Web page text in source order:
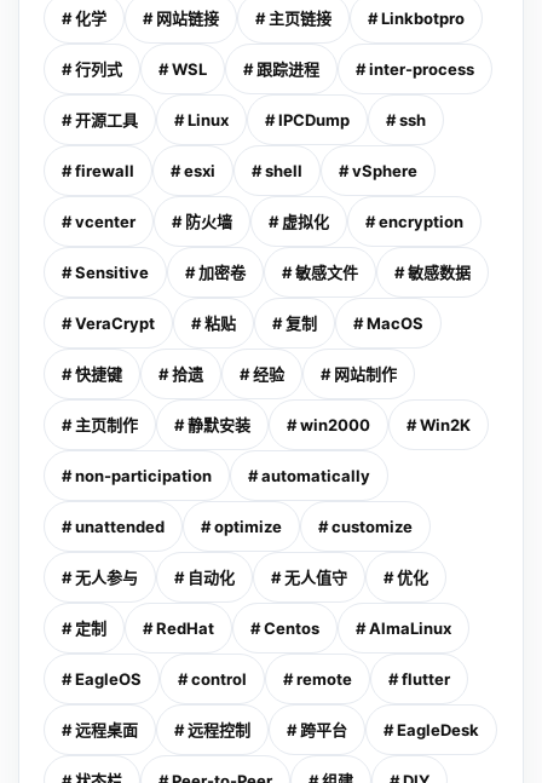
# 化学 # 网站链接 # 主页链接 # Linkbotpro
# 行列式 # WSL # 跟踪进程 # inter-process
# 开源工具 # Linux # IPCDump # ssh
# firewall # esxi # shell # vSphere
# vcenter # 防火墙 # 虚拟化 # encryption
# Sensitive # 加密卷 # 敏感文件 # 敏感数据
# VeraCrypt # 粘贴 # 复制 # MacOS
# 快捷键 # 拾遗 # 经验 # 网站制作
# 主页制作 # 静默安装 # win2000 # Win2K
# non-participation # automatically
# unattended # optimize # customize
# 无人参与 # 自动化 # 无人值守 # 优化
# 定制 # RedHat # Centos # AlmaLinux
# EagleOS # control # remote # flutter
# 远程桌面 # 远程控制 # 跨平台 # EagleDesk